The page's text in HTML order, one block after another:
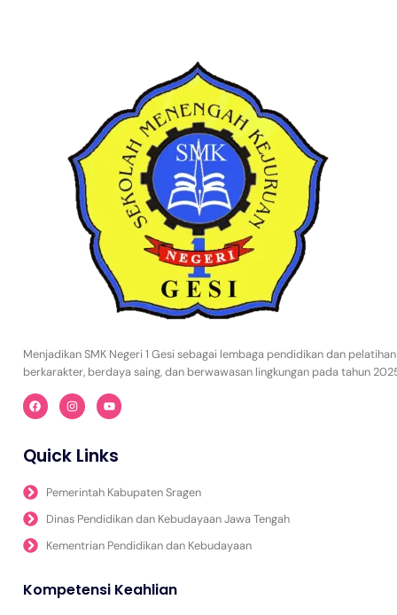
Menjadikan SMK Negeri 1 Gesi sebagai lembaga pendidikan dan
berkarakter, berdaya saing, dan berwawasan lingkungan pada tahun
Quick Links
Pemerintah Kabupaten Sragen
Dinas Pendidikan dan Kebudayaan Jawa Tengah
Kementrian Pendidikan dan Kebudayaan
Kompetensi Keahlian